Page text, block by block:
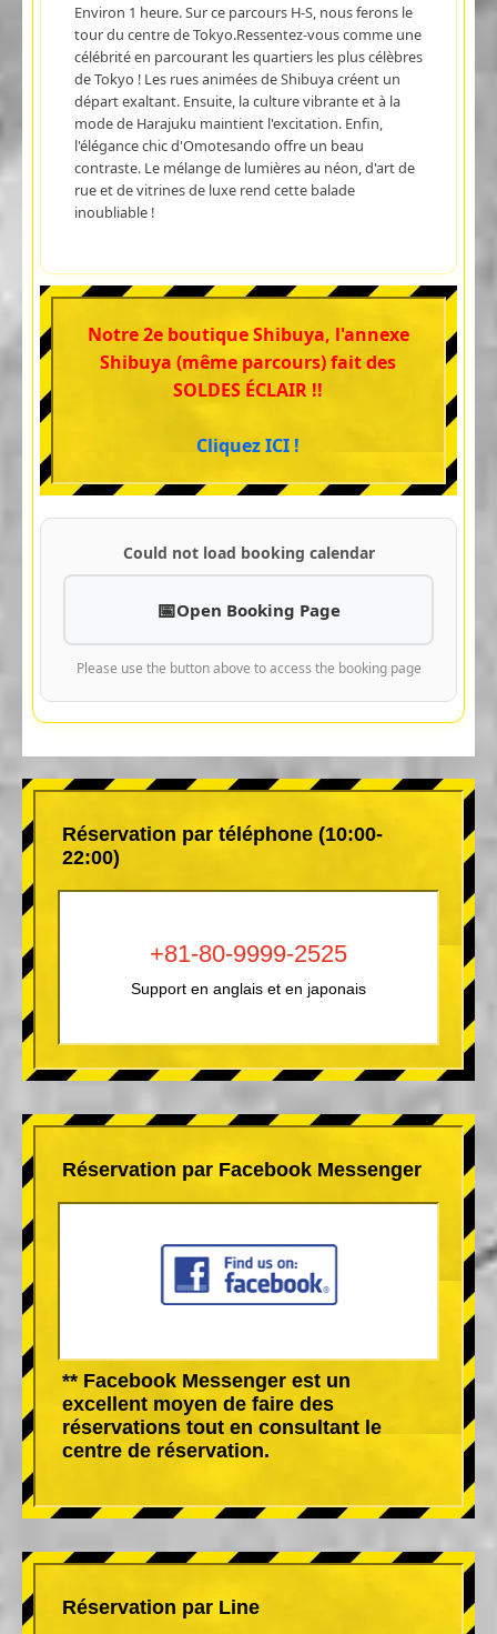
Environ 1 heure. Sur ce parcours H-S, nous ferons le
tour du centre de Tokyo.Ressentez-vous comme une
célébrité en parcourant les quartiers les plus célèbres
de Tokyo ! Les rues animées de Shibuya créent un
départ exaltant. Ensuite, la culture vibrante et à la
mode de Harajuku maintient l'excitation. Enfin,
l'élégance chic d'Omotesando offre un beau
contraste. Le mélange de lumières au néon, d'art de
rue et de vitrines de luxe rend cette balade
inoubliable !
Notre 2e boutique Shibuya, l'annexe
Shibuya (même parcours) fait des
SOLDES ÉCLAIR !!
Cliquez ICI !
Could not load booking calendar
Open Booking Page
Please use the button above to access the booking page
Réservation par téléphone (10:00-
22:00)
+81-80-9999-2525
Support en anglais et en japonais
Réservation par Facebook Messenger
** Facebook Messenger est un
excellent moyen de faire des
réservations tout en consultant le
centre de réservation.
Réservation par Line